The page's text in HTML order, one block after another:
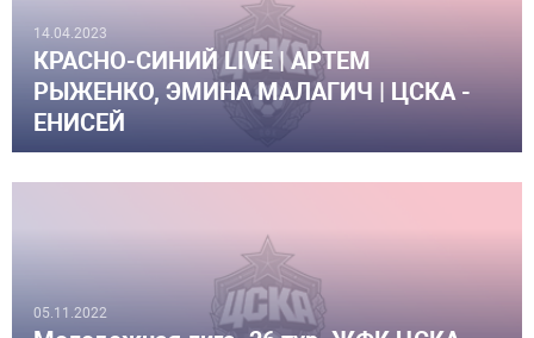
14.04.2023
КРАСНО-СИНИЙ LIVE | АРТЕМ
РЫЖЕНКО, ЭМИНА МАЛАГИЧ | ЦСКА -
ЕНИСЕЙ
05.11.2022